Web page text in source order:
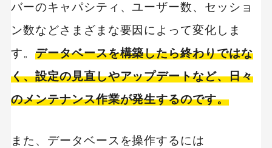
バーのキャパシティ、ユーザー数、セッショ
ン数などさまざまな要因によって変化しま
す。 データベースを構築したら終わりではな
く、設定の見直しやアップデートなど、日々
のメンテナンス作業が発生するのです。
また、データベースを操作するには